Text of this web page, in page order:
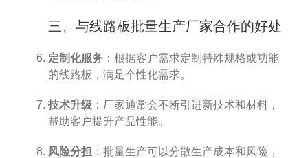
三、与线路板批量生产厂家合作的好处
定制化服务 ：根据客户需求定制特殊规格或功能
的线路板，满足个性化需求。
技术升级 ：厂家通常会不断引进新技术和材料，
帮助客户提升产品性能。
风险分担 ：批量生产可以分散生产成本和风险，